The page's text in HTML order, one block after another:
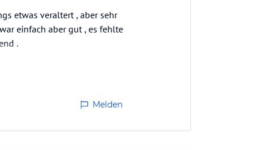
etwas veraltert , aber sehr
einfach aber gut , es fehlte
.
gebucht haben , war
Melden